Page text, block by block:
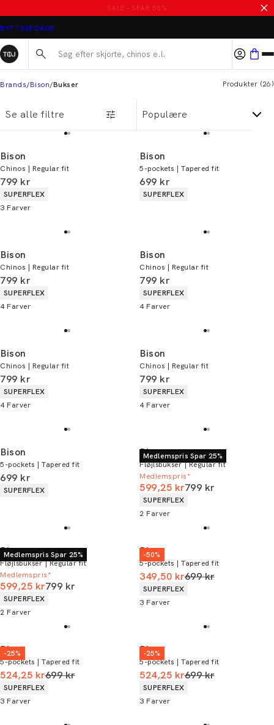
SALE - SPAR 50%
BYT I 365 DAGE
Søg her...
Brands Bison Bukser Produkter (26)
Se alle filtre
Bison
Chinos | Regular fit
I alt (inkl. rabat)
799 kr
Produkt egenskaber
SUPERFLEX
3 Farver
Bison
5-pockets | Tapered fit
I alt (inkl. rabat)
699 kr
Produkt egenskaber
SUPERFLEX
Bison
Chinos | Regular fit
I alt (inkl. rabat)
799 kr
Produkt egenskaber
SUPERFLEX
4 Farver
Bison
Chinos | Regular fit
I alt (inkl. rabat)
799 kr
Produkt egenskaber
SUPERFLEX
4 Farver
Bison
Chinos | Regular fit
I alt (inkl. rabat)
799 kr
Produkt egenskaber
SUPERFLEX
4 Farver
Bison
Chinos | Regular fit
I alt (inkl. rabat)
799 kr
Produkt egenskaber
SUPERFLEX
4 Farver
Bison
5-pockets | Tapered fit
I alt (inkl. rabat)
699 kr
Produkt egenskaber
SUPERFLEX
Medlemspris Spar 25%
Bison
Fløjlsbukser | Regular fit
Medlemspris*
599,25 krI alt (uden rabat)
799 kr
Produkt egenskaber
SUPERFLEX
2 Farver
Medlemspris Spar 25%
Bison
Fløjlsbukser | Regular fit
Medlemspris*
599,25 krI alt (uden rabat)
799 kr
Produkt egenskaber
SUPERFLEX
2 Farver
-50%
Bison
5-pockets | Tapered fit
349,50 krI alt (uden rabat)
699 kr
Produkt egenskaber
SUPERFLEX
3 Farver
-25%
Bison
5-pockets | Tapered fit
524,25 krI alt (uden rabat)
699 kr
Produkt egenskaber
SUPERFLEX
3 Farver
-25%
Bison
5-pockets | Tapered fit
524,25 krI alt (uden rabat)
699 kr
Produkt egenskaber
SUPERFLEX
3 Farver